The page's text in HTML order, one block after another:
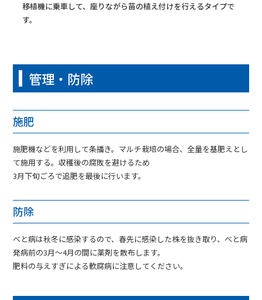
移植機に乗車して、座りながら苗の植え付けを行えるタイプで
す。
管理・防除
施肥
施肥機などを利用して条播き。マルチ栽培の場合、全量を基肥えとし
て施用する。収穫後の腐敗を避けるため
3月下旬ごろで追肥を最後に行います。
防除
べと病は秋冬に感染するので、春先に感染した株を抜き取り、べと病
発病前の3月～4月の間に薬剤を散布します。
肥料の与えすぎによる軟腐病に注意してください。